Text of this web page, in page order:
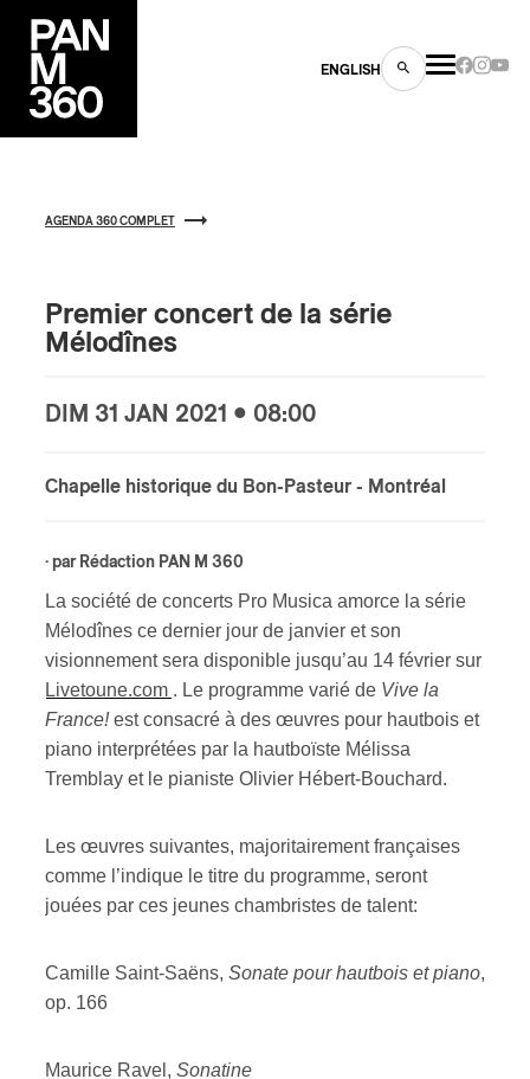
ENGLISH
AGENDA 360 COMPLET
Premier concert de la série
Mélodînes
DIM 31 JAN 2021 • 08:00
Chapelle historique du Bon-Pasteur - Montréal
· par Rédaction PAN M 360
La société de concerts Pro Musica amorce la série
Mélodînes ce dernier jour de janvier et son
visionnement sera disponible jusqu’au 14 février sur
Livetoune.com . Le programme varié de Vive la
France!est consacré à des œuvres pour hautbois et
piano interprétées par la hautboïste Mélissa
Tremblay et le pianiste Olivier Hébert-Bouchard.
Les œuvres suivantes, majoritairement françaises
comme l’indique le titre du programme, seront
jouées par ces jeunes chambristes de talent:
Camille Saint-Saëns, Sonate pour hautbois et piano,
op. 166
Maurice Ravel, Sonatine